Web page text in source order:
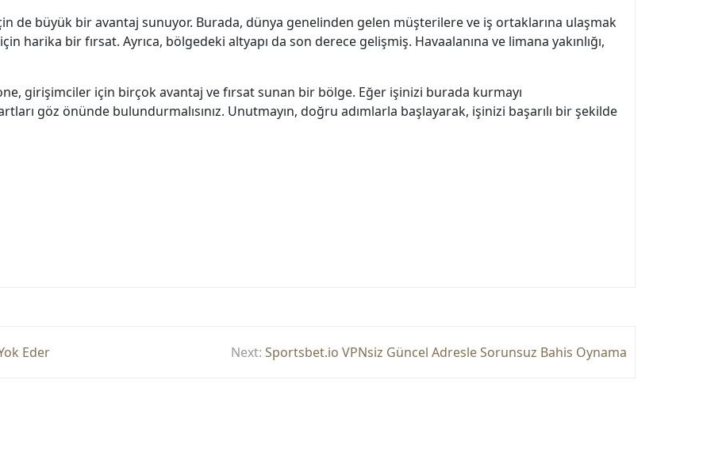
de büyük bir avantaj sunuyor. Burada, dünya genelinden gelen müşterilere ve iş ortaklarına ulaşmak
harika bir fırsat. Ayrıca, bölgedeki altyapı da son derece gelişmiş. Havaalanına ve limana yakınlığı,
girişimciler için birçok avantaj ve fırsat sunan bir bölge. Eğer işinizi burada kurmayı
göz önünde bulundurmalısınız. Unutmayın, doğru adımlarla başlayarak, işinizi başarılı bir şekilde
Eder Next: Sportsbet.io VPNsiz Güncel Adresle Sorunsuz Bahis Oynama